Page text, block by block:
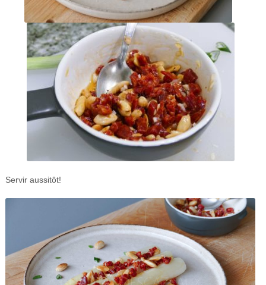
Servir aussitôt!